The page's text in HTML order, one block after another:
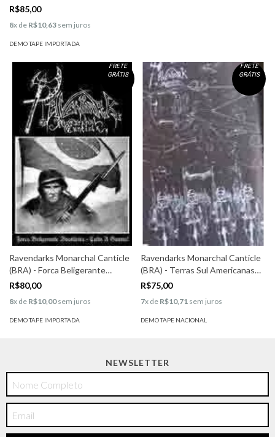
R$85,00
8x de R$10,63 sem juros
DEMO TAPE IMPORTADA
FRETE
GRÁTIS
Ravendarks Monarchal Canticle
(BRA) - Forca Beligerante
Brasileira, Culto A Guerra
R$80,00
8x de R$10,00sem juros
DEMO TAPE IMPORTADA
FRETE
GRÁTIS
Ravendarks Monarchal Canticle
(BRA) - Terras Sul Americanas
Do Ódio
R$75,00
7x de R$10,71 sem juros
DEMO TAPE NACIONAL
NEWSLETTER